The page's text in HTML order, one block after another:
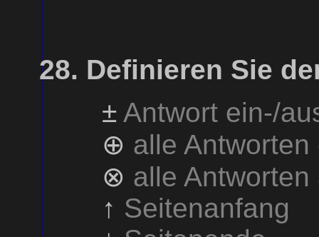
Definieren Sie
± Antwort ein-/
⊕ alle
⊗ alle
↑ Seitenanfang